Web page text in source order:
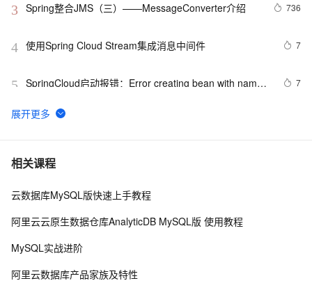
3 Spring整合JMS（三）——MessageConverter介绍 736
4 使用Spring Cloud Stream集成消息中间件 7
5 SpringCloud启动报错：Error creating bean with name
7
6 Spring事务传播行为
7 Spring(十一)之AOP
8 spring-boot - demo
10对ORM的支持 之 8.4 集成JPA ——跟我学spring3
相关课程
云数据库MySQL版快速上手教程
阿里云云原生数据仓库AnalyticDB MySQL版 使用教程
MySQL实战进阶
阿里云数据库产品家族及特性